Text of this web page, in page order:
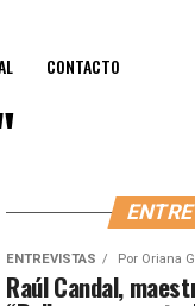
CONTACTO
ENTREVISTAS Por Oriana
Raúl Candal,